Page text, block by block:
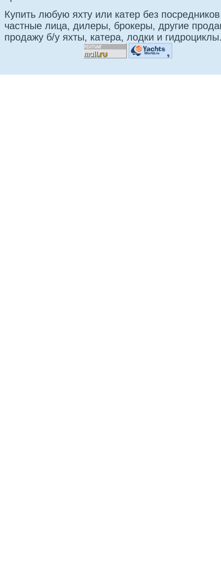
Купить любую яхту или катер без
частные лица, дилеры, брокеры, другие
продажу б/у яхты, катера, лодки и